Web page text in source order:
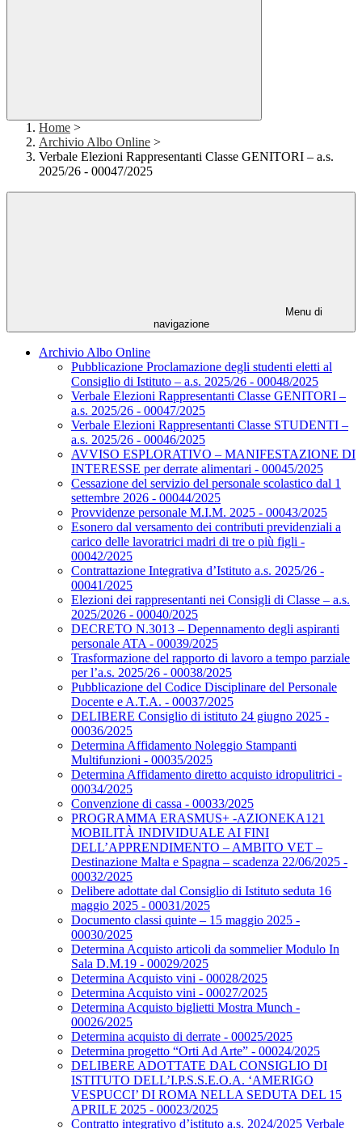
Home >
Archivio Albo Online >
Verbale Elezioni Rappresentanti Classe GENITORI – a.s.
2025/26 - 00047/2025
Menu di
navigazione
Archivio Albo Online
Pubblicazione Proclamazione degli studenti eletti al
Consiglio di Istituto – a.s. 2025/26 - 00048/2025
Verbale Elezioni Rappresentanti Classe GENITORI –
a.s. 2025/26 - 00047/2025
Verbale Elezioni Rappresentanti Classe STUDENTI –
a.s. 2025/26 - 00046/2025
AVVISO ESPLORATIVO – MANIFESTAZIONE DI
INTERESSE per derrate alimentari - 00045/2025
Cessazione del servizio del personale scolastico dal 1
settembre 2026 - 00044/2025
Provvidenze personale M.I.M. 2025 - 00043/2025
Esonero dal versamento dei contributi previdenziali a
carico delle lavoratrici madri di tre o più figli -
00042/2025
Contrattazione Integrativa d’Istituto a.s. 2025/26 -
00041/2025
Elezioni dei rappresentanti nei Consigli di Classe – a.s.
2025/2026 - 00040/2025
DECRETO N.3013 – Depennamento degli aspiranti
personale ATA - 00039/2025
Trasformazione del rapporto di lavoro a tempo parziale
per l’a.s. 2025/26 - 00038/2025
Pubblicazione del Codice Disciplinare del Personale
Docente e A.T.A. - 00037/2025
DELIBERE Consiglio di istituto 24 giugno 2025 -
00036/2025
Determina Affidamento Noleggio Stampanti
Multifunzioni - 00035/2025
Determina Affidamento diretto acquisto idropulitrici -
00034/2025
Convenzione di cassa - 00033/2025
PROGRAMMA ERASMUS+ -AZIONEKA121
MOBILITÀ INDIVIDUALE AI FINI
DELL’APPRENDIMENTO – AMBITO VET –
Destinazione Malta e Spagna – scadenza 22/06/2025 -
00032/2025
Delibere adottate dal Consiglio di Istituto seduta 16
maggio 2025 - 00031/2025
Documento classi quinte – 15 maggio 2025 -
00030/2025
Determina Acquisto articoli da sommelier Modulo In
Sala D.M.19 - 00029/2025
Determina Acquisto vini - 00028/2025
Determina Acquisto vini - 00027/2025
Determina Acquisto biglietti Mostra Munch -
00026/2025
Determina acquisto di derrate - 00025/2025
Determina progetto “Orti Ad Arte” - 00024/2025
DELIBERE ADOTTATE DAL CONSIGLIO DI
ISTITUTO DELL’I.P.S.S.E.O.A. ‘AMERIGO
VESPUCCI’ DI ROMA NELLA SEDUTA DEL 15
APRILE 2025 - 00023/2025
Contratto integrativo d’istituto a.s. 2024/2025 Verbale